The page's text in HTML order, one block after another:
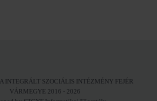
INTEGRÁLT SZOCIÁLIS INTÉZMÉNY FEJÉR
VÁRMEGYE 2016 - 2026